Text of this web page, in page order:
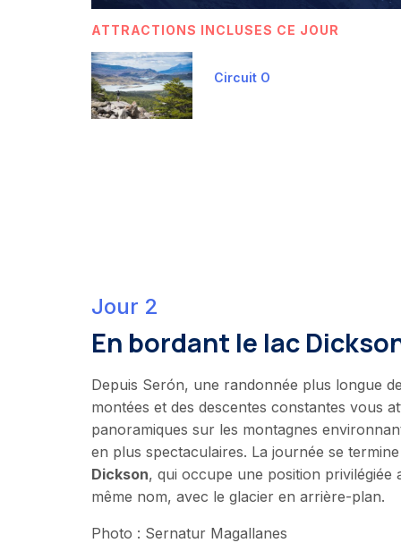
ATTRACTIONS INCLUSES CE JOUR
Circuit O
Jour 2
En bordant le lac
Depuis Serón, une randonnée plus longue
montées et des descentes constantes vous
panoramiques sur les montagnes
en plus spectaculaires. La journée se
Dickson, qui occupe une position privilégiée
même nom, avec le glacier en arrière-plan.
Photo : Sernatur Magallanes